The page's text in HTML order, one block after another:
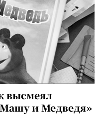
высмеял
и Медведя»